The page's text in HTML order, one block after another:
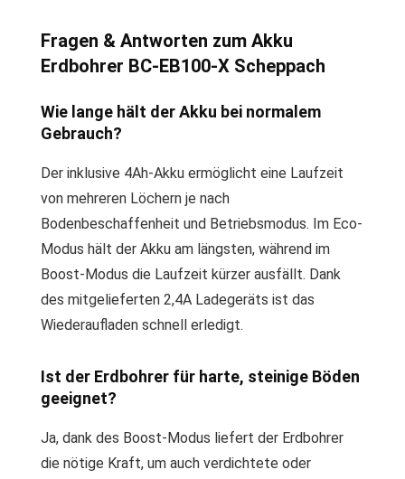
Fragen & Antworten zum Akku
Erdbohrer BC-EB100-X Scheppach
Wie lange hält der Akku bei normalem
Gebrauch?
Der inklusive 4Ah-Akku ermöglicht eine Laufzeit
von mehreren Löchern je nach
Bodenbeschaffenheit und Betriebsmodus. Im Eco-
Modus hält der Akku am längsten, während im
Boost-Modus die Laufzeit kürzer ausfällt. Dank
des mitgelieferten 2,4A Ladegeräts ist das
Wiederaufladen schnell erledigt.
Ist der Erdbohrer für harte, steinige Böden
geeignet?
Ja, dank des Boost-Modus liefert der Erdbohrer
die nötige Kraft, um auch verdichtete oder